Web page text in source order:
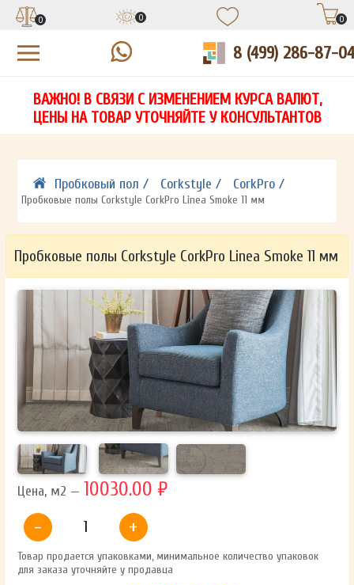
НА
СВЯЖЕТСЯ С ВАМИ В ТЕЧЕНИЕ 15 МИНУТ
ОТПРАВИТЬ
Ваши данные не будут переданы третьим лицам
ЗАПОЛНИТЕ ФОРМУ И НАШ МЕНЕДЖЕР
СВЯЖЕТСЯ С ВАМИ В ТЕЧЕНИЕ 15 МИНУТ
ОТПРАВИТЬ
Ваши данные не будут переданы третьим лицам
ЗАПОЛНИТЕ ФОРМУ И НАШ МЕНЕДЖЕР
СВЯЖЕТСЯ С ВАМИ В ТЕЧЕНИЕ 15 МИНУТ
ОТПРАВИТЬ
Ваши данные не будут переданы третьим лицам
0 0 0
8 (499) 286-87-04
ВАЖНО! В СВЯЗИ С ИЗМЕНЕНИЕМ КУРСА ВАЛЮТ,
ЦЕНЫ НА ТОВАР УТОЧНЯЙТЕ У КОНСУЛЬТАНТОВ
Пробковый пол / Corkstyle / CorkPro /
Пробковые полы Corkstyle CorkPro Linea Smoke 11 мм
Пробковые полы Corkstyle CorkPro Linea Smoke 11 мм
Цена, м2 — 10030.00 ₽
-
+
Товар продается упаковками, минимальное количество упаковок
для заказа уточняйте у продавца